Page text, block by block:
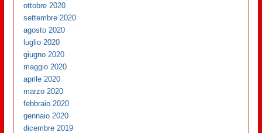
ottobre 2020
settembre 2020
agosto 2020
luglio 2020
giugno 2020
maggio 2020
aprile 2020
marzo 2020
febbraio 2020
gennaio 2020
dicembre 2019